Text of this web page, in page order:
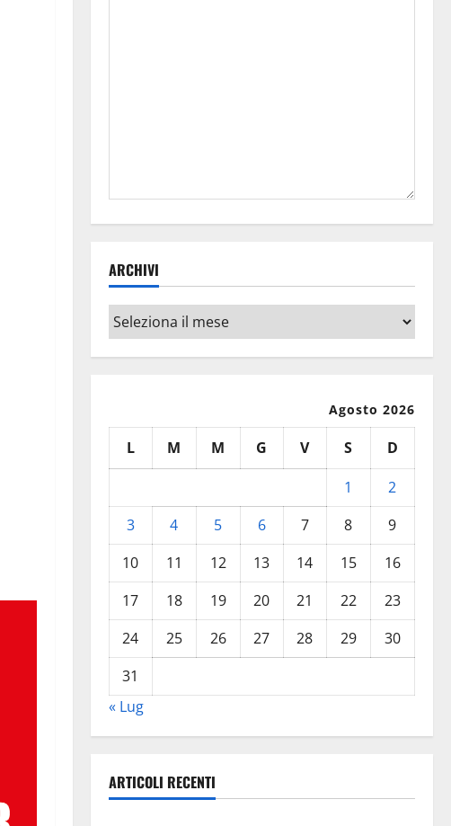
ARCHIVI
Archivi
Agosto 2026
L M M G V S
D
1
2
3
4 5 6 7 8
9
10
11 12 13 14 15
16
17
18 19 20 21 22
23
24
25 26 27 28 29
30
31
« Lug
ARTICOLI RECENTI